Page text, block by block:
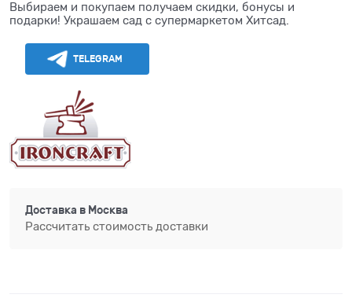
Выбираем и покупаем получаем скидки, бонусы и
подарки! Украшаем сад с супермаркетом Хитсад.
TELEGRAM
Доставка в Москва
Рассчитать стоимость доставки